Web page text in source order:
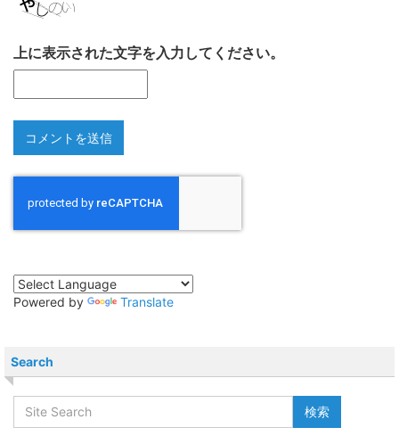
上に表示された文字を入力してください。
Powered by Translate
Search